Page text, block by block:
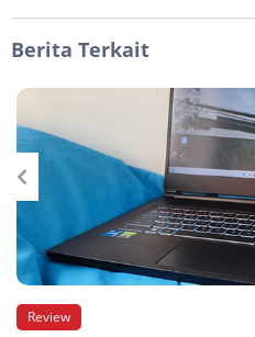
Berita Terkait
Review